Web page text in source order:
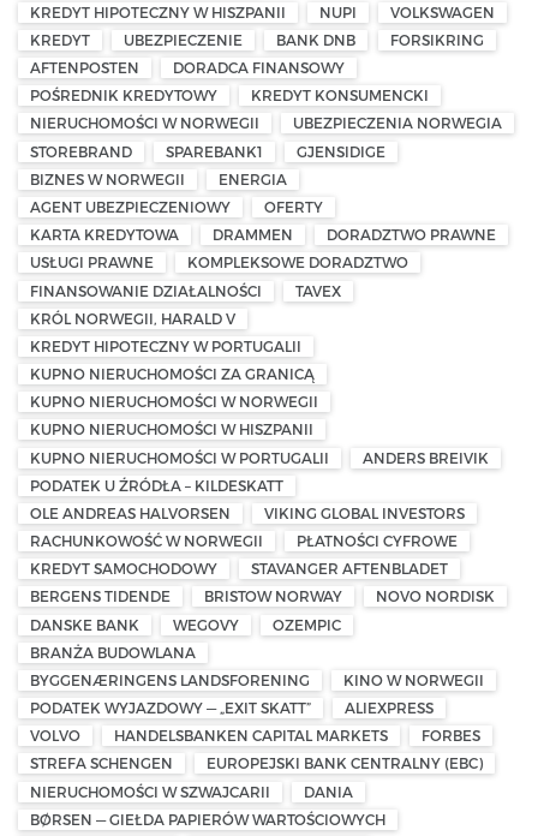
KREDYT HIPOTECZNY W HISZPANII
NUPI
VOLKSWAGEN
KREDYT
UBEZPIECZENIE BANK DNB
FORSIKRING
AFTENPOSTEN
DORADCA FINANSOWY
POŚREDNIK KREDYTOWY
KREDYT KONSUMENCKI
NIERUCHOMOŚCI W NORWEGII
UBEZPIECZENIA NORWEGIA
STOREBRAND
SPAREBANK1
GJENSIDIGE
BIZNES W NORWEGII
ENERGIA
AGENT UBEZPIECZENIOWY
OFERTY
KARTA KREDYTOWA
DRAMMEN
DORADZTWO PRAWNE
USŁUGI PRAWNE
KOMPLEKSOWE DORADZTWO
FINANSOWANIE DZIAŁALNOŚCI
TAVEX
KRÓL NORWEGII, HARALD V
KREDYT HIPOTECZNY W PORTUGALII
KUPNO NIERUCHOMOŚCI ZA GRANICĄ
KUPNO NIERUCHOMOŚCI W NORWEGII
KUPNO NIERUCHOMOŚCI W HISZPANII
KUPNO NIERUCHOMOŚCI W PORTUGALII
ANDERS BREIVIK
PODATEK U ŹRÓDŁA – KILDESKATT
OLE ANDREAS HALVORSEN
VIKING GLOBAL INVESTORS
RACHUNKOWOŚĆ W NORWEGII
PŁATNOŚCI CYFROWE
KREDYT SAMOCHODOWY
STAVANGER AFTENBLADET
BERGENS TIDENDE
BRISTOW NORWAY
NOVO NORDISK
DANSKE BANK
WEGOVY
OZEMPIC
BRANŻA BUDOWLANA
BYGGENÆRINGENS LANDSFORENING
KINO W NORWEGII
PODATEK WYJAZDOWY — „EXIT SKATT”
ALIEXPRESS
VOLVO
HANDELSBANKEN CAPITAL MARKETS
FORBES
STREFA SCHENGEN
EUROPEJSKI BANK CENTRALNY (EBC)
NIERUCHOMOŚCI W SZWAJCARII
DANIA
BØRSEN — GIEŁDA PAPIERÓW WARTOŚCIOWYCH